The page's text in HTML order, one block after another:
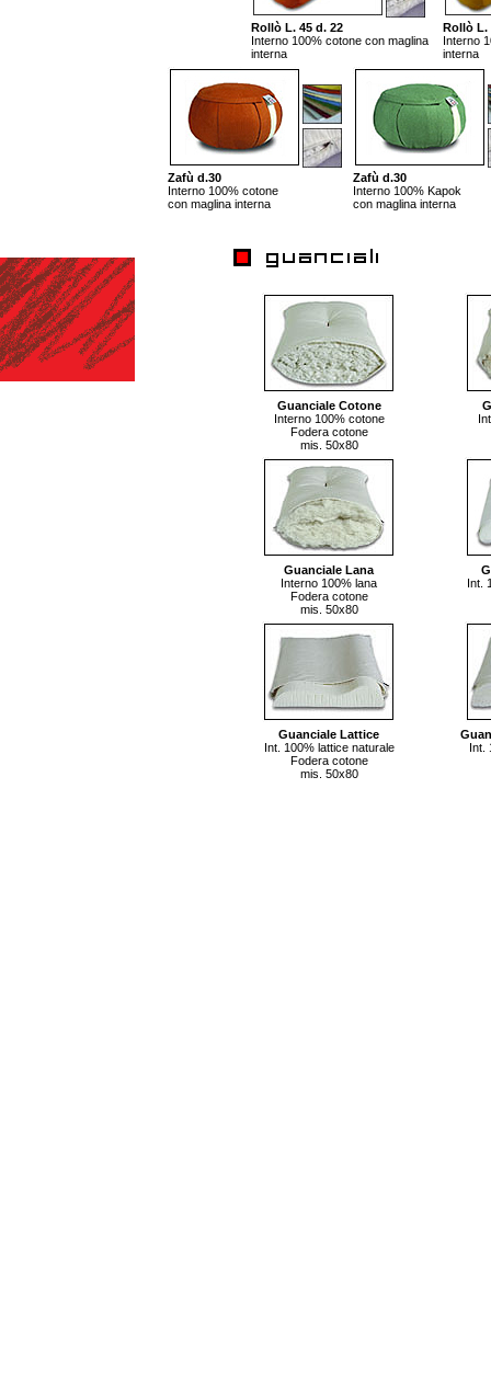
Rollò L. 45 d. 22
Interno 100% cotone con maglina
interna
Rollò L.
Interno
interna
Zafù d.30
Interno 100% cotone
con maglina interna
Zafù d.30
Interno 100% Kapok
con maglina interna
Guanciale Cotone
Interno 100% cotone
Fodera cotone
mis. 50x80
Guanciale Lana
Interno 100% lana
Fodera cotone
mis. 50x80
Int.
Guanciale Lattice
Int. 100% lattice naturale
Fodera cotone
mis. 50x80
Int.